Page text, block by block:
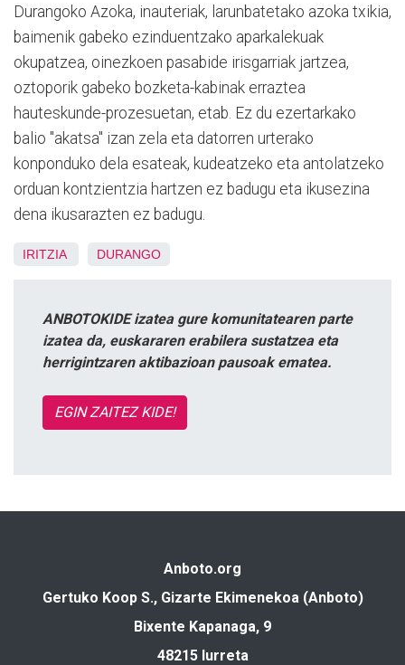
Durangoko Azoka, inauteriak, larunbatetako azoka txikia,
baimenik gabeko ezinduentzako aparkalekuak
okupatzea, oinezkoen pasabide irisgarriak jartzea,
oztoporik gabeko bozketa-kabinak erraztea
hauteskunde-prozesuetan, etab. Ez du ezertarkako
balio "akatsa" izan zela eta datorren urterako
konponduko dela esateak, kudeatzeko eta antolatzeko
orduan kontzientzia hartzen ez badugu eta ikusezina
dena ikusarazten ez badugu.
IRITZIA DURANGO
ANBOTOKIDE izatea gure komunitatearen parte
izatea da, euskararen erabilera sustatzea eta
herrigintzaren aktibazioan pausoak ematea.
EGIN ZAITEZ KIDE!
Anboto.org
Gertuko Koop S., Gizarte Ekimenekoa (Anboto)
Bixente Kapanaga, 9
48215 Iurreta